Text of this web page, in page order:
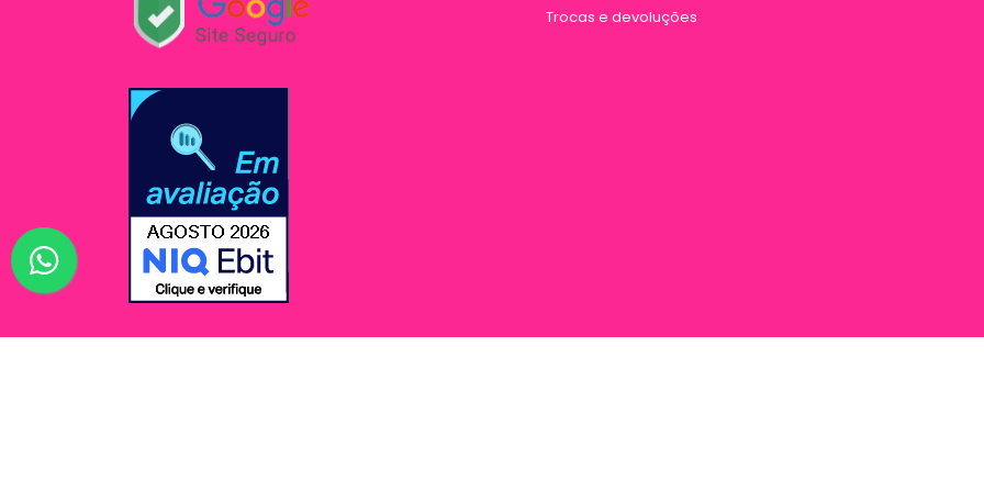
Trocas e devoluções